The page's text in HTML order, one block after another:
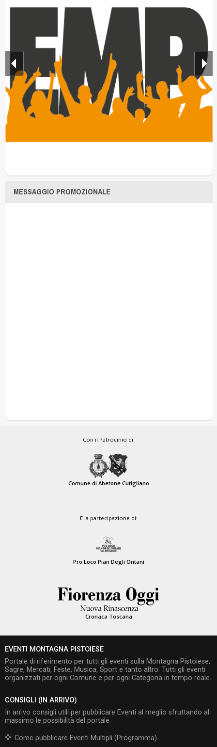
MESSAGGIO PROMOZIONALE
Con il Patrocinio di:
Comune di Abetone Cutigliano
E la partecipazione di:
Pro Loco Pian Degli Ontani
Cronaca Toscana
EVENTI MONTAGNA PISTOIESE
Portale di riferimento per tutti gli eventi sulla Montagna Pistoiese,
Sagre, Mercati, Feste, Musica, Sport e tanto altro. Tutti gli eventi
organizzati per ogni Comune e per ogni Categoria in tempo reale.
CONSIGLI (IN ARRIVO)
In arrivo consigli utili per pubblicare Eventi al meglio sfruttando al
massimo le possibilità del portale.
Come pubblicare Eventi Multipli (Programma)